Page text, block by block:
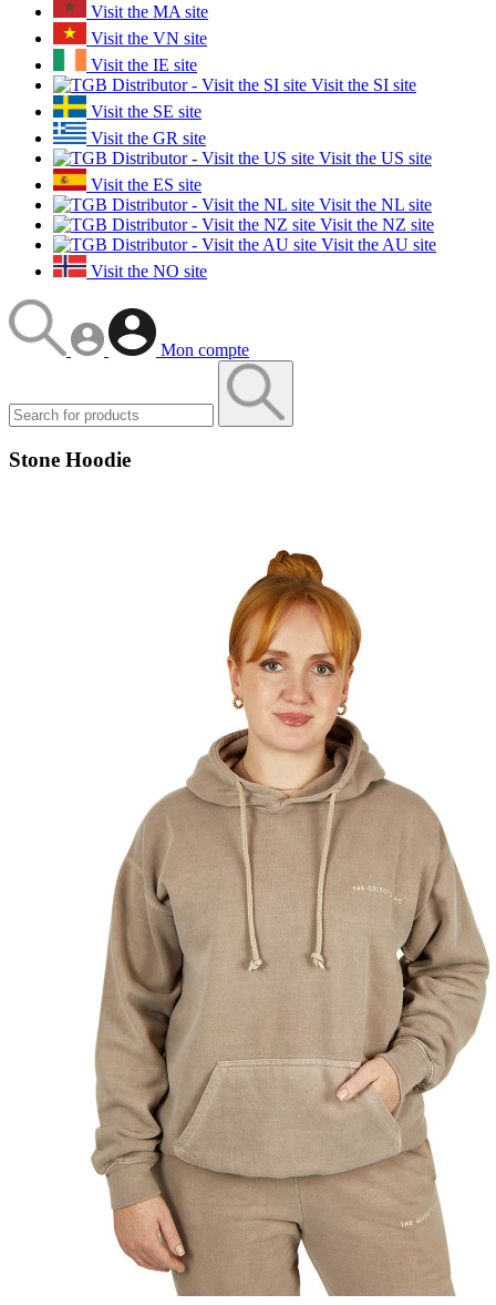
Visit the MA site
Visit the VN site
Visit the IE site
Visit the SI site
Visit the SE site
Visit the GR site
Visit the US site
Visit the ES site
Visit the NL site
Visit the NZ site
Visit the AU site
Visit the NO site
Mon compte
Stone Hoodie